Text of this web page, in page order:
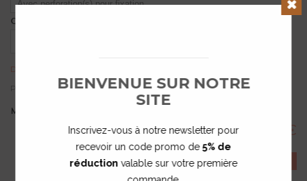
QUANTITÉ
Délai de fabrication : 15 jours
Prix unitaire dégressif :43,00 €TTC
MONTANT TOTAL :
43.00 €
COMMANDER
BIENVENUE SUR NOTRE
SITE
Inscrivez-vous à notre newsletter pour
recevoir un code promo de5% de
réduction valable sur votre première